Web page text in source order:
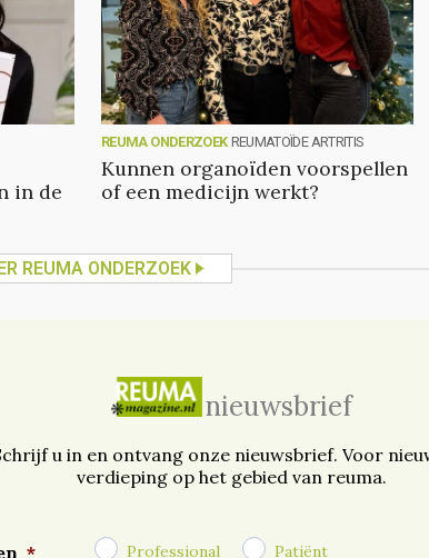
in de
REUMA ONDERZOEK REUMATOÏDE ARTRITIS
Kunnen organoïden voorspellen
of een medicijn werkt?
REUMA ONDERZOEK
nieuwsbrief
u in en ontvang onze nieuwsbrief. Voor
verdieping op het gebied van reuma.
* Professional Patiënt